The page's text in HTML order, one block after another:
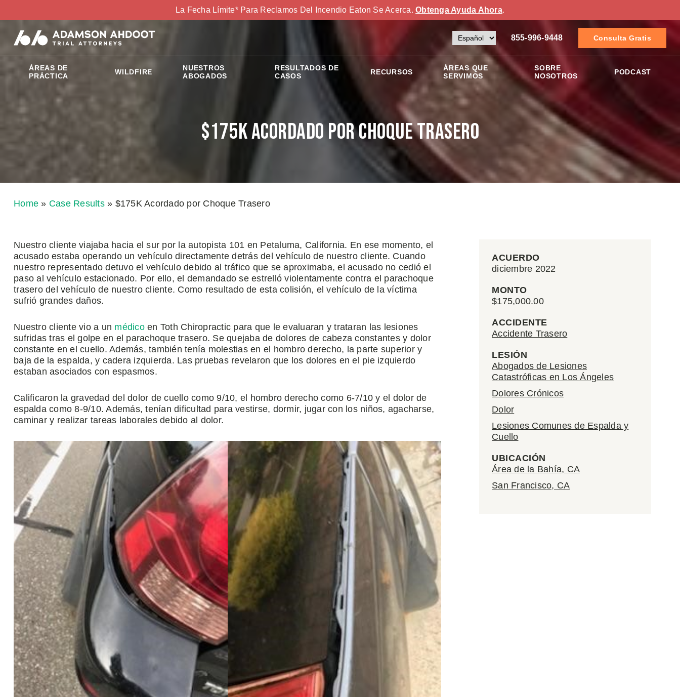
La Fecha Límite* Para Reclamos Del Incendio Eaton Se Acerca.Obtenga Ayuda Ahora.
855-996-9448 Consulta Gratis
ÁREAS DE
PRÁCTICA
WILDFIRE
NUESTROS
ABOGADOS
RESULTADOS DE
CASOS
RECURSOS
ÁREAS QUE
SERVIMOS
SOBRE
NOSOTROS
PODCAST
$175K Acordado por Choque Trasero
Home » Case Results» $175K Acordado por Choque Trasero
Nuestro cliente viajaba hacia el sur por la autopista 101 en Petaluma, California. En ese momento, el
acusado estaba operando un vehículo directamente detrás del vehículo de nuestro cliente. Cuando
nuestro representado detuvo el vehículo debido al tráfico que se aproximaba, el acusado no cedió el
paso al vehículo estacionado. Por ello, el demandado se estrelló violentamente contra el parachoque
trasero del vehículo de nuestro cliente. Como resultado de esta colisión, el vehículo de la víctima
sufrió grandes daños.
Nuestro cliente vio a un médicoen Toth Chiropractic para que le evaluaran y trataran las lesiones
sufridas tras el golpe en el parachoque trasero. Se quejaba de dolores de cabeza constantes y dolor
constante en el cuello. Además, también tenía molestias en el hombro derecho, la parte superior y
baja de la espalda, y cadera izquierda. Las pruebas revelaron que los dolores en el pie izquierdo
estaban asociados con espasmos.
Calificaron la gravedad del dolor de cuello como 9/10, el hombro derecho como 6-7/10 y el dolor de
espalda como 8-9/10. Además, tenían dificultad para vestirse, dormir, jugar con los niños, agacharse,
caminar y realizar tareas laborales debido al dolor.
ACUERDO
diciembre 2022
MONTO
$175,000.00
ACCIDENTE
Accidente Trasero
LESIÓN
Abogados de Lesiones
Catastróficas en Los Ángeles
Dolores Crónicos
Dolor
Lesiones Comunes de Espalda y
Cuello
UBICACIÓN
Área de la Bahía, CA
San Francisco, CA